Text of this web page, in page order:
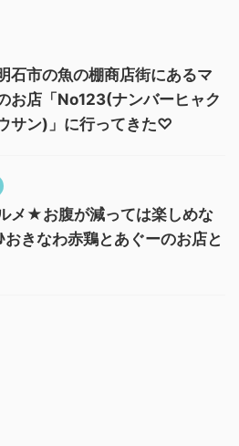
石市の魚の棚商店街にあるマ
お店「No123(ナンバーヒャク
サン)」に行ってきた♡
メ★お腹が減っては楽しめな
おきなわ赤鶏とあぐーのお店と